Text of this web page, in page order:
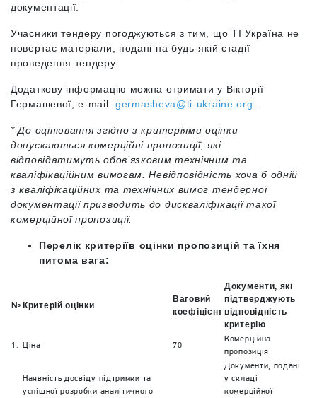
документації.
Учасники тендеру погоджуються з тим, що TI Україна не
повертає матеріали, подані на будь-якій стадії
проведення тендеру.
Додаткову інформацію можна отримати у Вікторії
Гермашевої, е-mail: germasheva@ti-ukraine.org
* До оцінювання згідно з критеріями оцінки
допускаються комерційні пропозиції, які
відповідатимуть обов’язковим технічним та
кваліфікаційним вимогам. Невідповідність хоча б одній
з кваліфікаційних та технічних вимог тендерної
документації призводить до дискваліфікації такої
комерційної пропозиції.
Перелік критеріїв оцінки пропозицій та їхня
питома вага:
№ Критерій оцінки
Ваговий
коефіцієнт
Документи, які
підтверджують
відповідність
критерію
1. Ціна 70
Комерційна
пропозиція
Наявність досвіду підтримки та
успішної розробки аналітичного
Документи, подані
у складі
комерційної